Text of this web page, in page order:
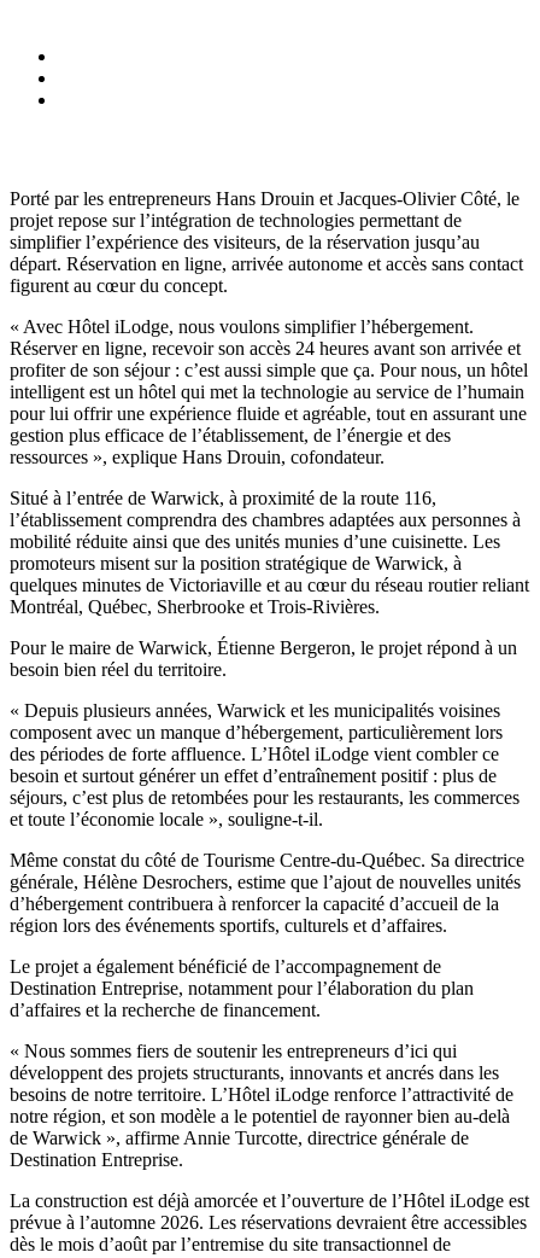
Porté par les entrepreneurs Hans Drouin et Jacques-Olivier Côté, le
projet repose sur l’intégration de technologies permettant de
simplifier l’expérience des visiteurs, de la réservation jusqu’au
départ. Réservation en ligne, arrivée autonome et accès sans contact
figurent au cœur du concept.
« Avec Hôtel iLodge, nous voulons simplifier l’hébergement.
Réserver en ligne, recevoir son accès 24 heures avant son arrivée et
profiter de son séjour : c’est aussi simple que ça. Pour nous, un hôtel
intelligent est un hôtel qui met la technologie au service de l’humain
pour lui offrir une expérience fluide et agréable, tout en assurant une
gestion plus efficace de l’établissement, de l’énergie et des
ressources », explique Hans Drouin, cofondateur.
Situé à l’entrée de Warwick, à proximité de la route 116,
l’établissement comprendra des chambres adaptées aux personnes à
mobilité réduite ainsi que des unités munies d’une cuisinette. Les
promoteurs misent sur la position stratégique de Warwick, à
quelques minutes de Victoriaville et au cœur du réseau routier reliant
Montréal, Québec, Sherbrooke et Trois-Rivières.
Pour le maire de Warwick, Étienne Bergeron, le projet répond à un
besoin bien réel du territoire.
« Depuis plusieurs années, Warwick et les municipalités voisines
composent avec un manque d’hébergement, particulièrement lors
des périodes de forte affluence. L’Hôtel iLodge vient combler ce
besoin et surtout générer un effet d’entraînement positif : plus de
séjours, c’est plus de retombées pour les restaurants, les commerces
et toute l’économie locale », souligne-t-il.
Même constat du côté de Tourisme Centre-du-Québec. Sa directrice
générale, Hélène Desrochers, estime que l’ajout de nouvelles unités
d’hébergement contribuera à renforcer la capacité d’accueil de la
région lors des événements sportifs, culturels et d’affaires.
Le projet a également bénéficié de l’accompagnement de
Destination Entreprise, notamment pour l’élaboration du plan
d’affaires et la recherche de financement.
« Nous sommes fiers de soutenir les entrepreneurs d’ici qui
développent des projets structurants, innovants et ancrés dans les
besoins de notre territoire. L’Hôtel iLodge renforce l’attractivité de
notre région, et son modèle a le potentiel de rayonner bien au-delà
de Warwick », affirme Annie Turcotte, directrice générale de
Destination Entreprise.
La construction est déjà amorcée et l’ouverture de l’Hôtel iLodge est
prévue à l’automne 2026. Les réservations devraient être accessibles
dès le mois d’août par l’entremise du site transactionnel de